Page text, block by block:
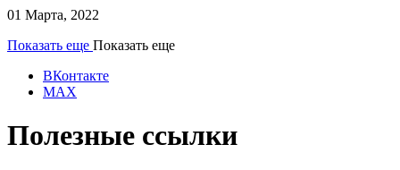
01 Марта, 2022
Показать еще Показать еще
ВКонтакте
MAX
Полезные ссылки